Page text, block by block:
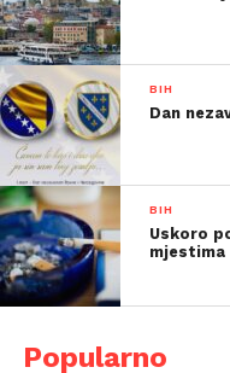
BIH
Dan
BIH
Uskoro
mjestima
Popularno